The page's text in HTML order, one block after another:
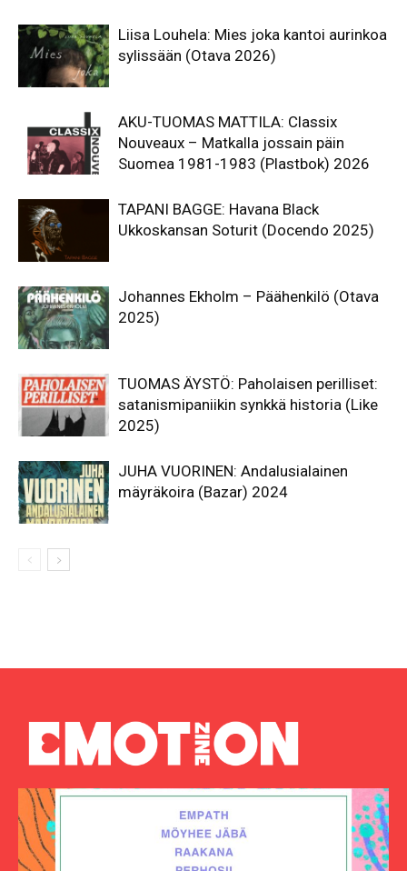
Liisa Louhela: Mies joka kantoi aurinkoa
sylissään (Otava 2026)
AKU-TUOMAS MATTILA: Classix
Nouveaux – Matkalla jossain päin
Suomea 1981-1983 (Plastbok) 2026
TAPANI BAGGE: Havana Black
Ukkoskansan Soturit (Docendo 2025)
Johannes Ekholm – Päähenkilö (Otava
2025)
TUOMAS ÄYSTÖ: Paholaisen perilliset:
satanismipaniikin synkkä historia (Like
2025)
JUHA VUORINEN: Andalusialainen
mäyräkoira (Bazar) 2024